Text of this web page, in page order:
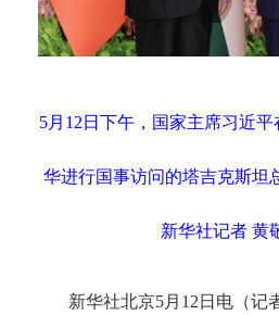
5月12日下午，国家主席习近
华进行国事访问的塔吉克斯坦
新华社记者 黄
新华社北京5月12日电（记